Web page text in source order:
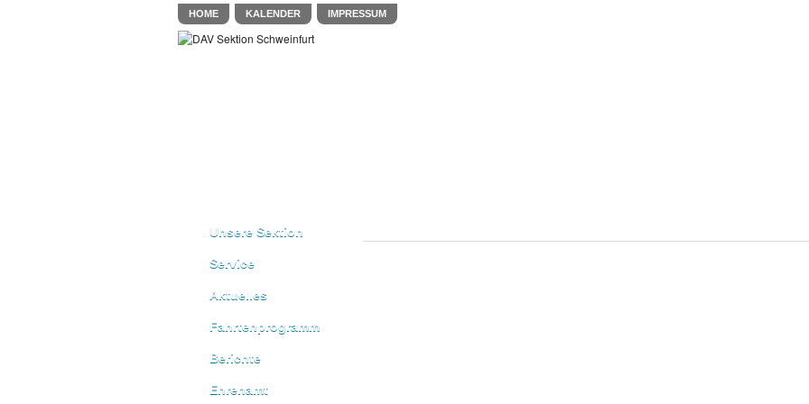
HOME KALENDER IMPRESSUM
Unsere Sektion
Service
Aktuelles
Fahrtenprogramm
Berichte
Ehrenamt